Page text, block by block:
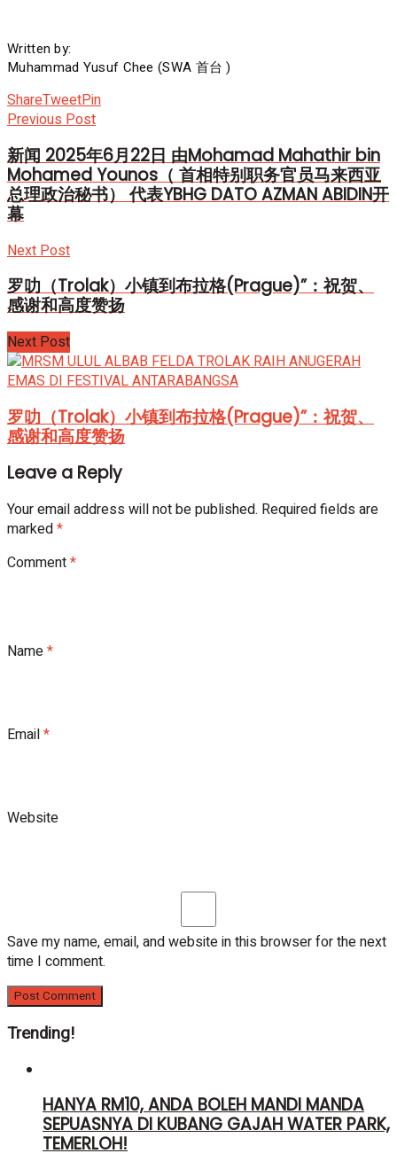
Written by:
Muhammad Yusuf Chee (SWA 首台 )
ShareTweetPin
Previous Post
新闻 2025年6月22日 由Mohamad Mahathir bin
Mohamed Younos（ 首相特别职务官员马来西亚
总理政治秘书） 代表YBHG DATO AZMAN ABIDIN开
幕
Next Post
罗叻（Trolak）小镇到布拉格(Prague)”：祝贺、
感谢和高度赞扬
Next Post
罗叻（Trolak）小镇到布拉格(Prague)”：祝贺、
感谢和高度赞扬
Leave a Reply
Your email address will not be published. Required fields are
marked*
Comment*
Name*
Email*
Website
Save my name, email, and website in this browser for the next
time I comment.
Trending!
HANYA RM10, ANDA BOLEH MANDI MANDA
SEPUASNYA DI KUBANG GAJAH WATER PARK,
TEMERLOH!